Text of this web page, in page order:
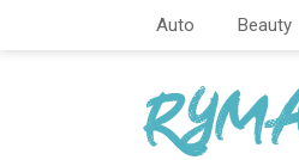
Auto Beauty